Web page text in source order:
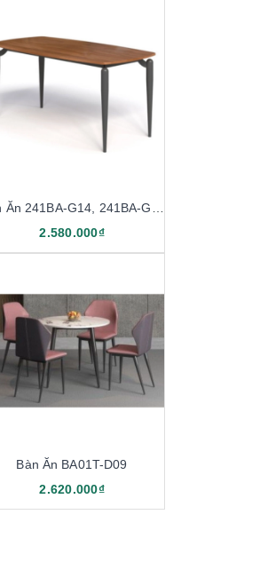
2.580.000₫
Bàn Ăn BA01T-D09
2.620.000₫